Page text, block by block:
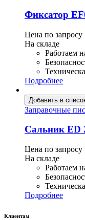
Фиксатор
Цена по запросу
На складе
Работаем
Подробнее
Добавить в
Заправочные
Сальник ED
Цена по запросу
На складе
Работаем
Подробнее
Клиентам